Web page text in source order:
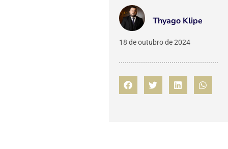
Thyago Klipe
18 de outubro de 2024